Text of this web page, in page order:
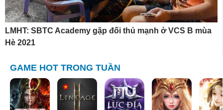
LMHT: SBTC Academy gặp đối thủ mạnh ở VCS B mùa
Hè 2021
GAME HOT TRONG TUẦN